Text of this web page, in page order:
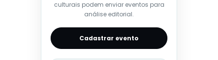
culturais podem enviar eventos para
análise editorial.
Cadastrar evento